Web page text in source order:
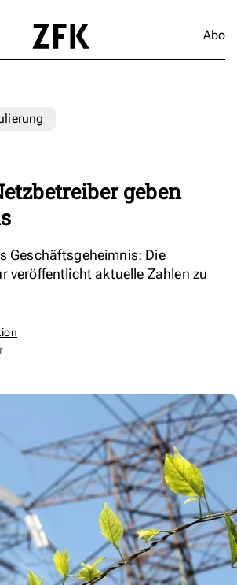
Abo
geben
Geschäftsgeheimnis: Die
veröffentlicht aktuelle Zahlen zu